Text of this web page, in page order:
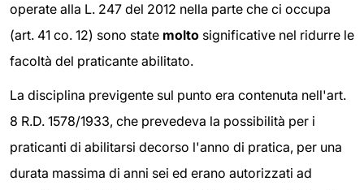
operate alla L. 247 del 2012 nella parte che ci occupa
(art. 41 co. 12) sono state molto significative nel ridurre le
facoltà del praticante abilitato.
La disciplina previgente sul punto era contenuta nell'art.
8 R.D. 1578/1933, che prevedeva la possibilità per i
praticanti di abilitarsi decorso l'anno di pratica, per una
durata massima di anni sei ed erano autorizzati ad